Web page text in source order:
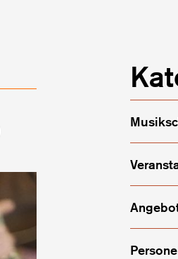
Stellenausschreibung: